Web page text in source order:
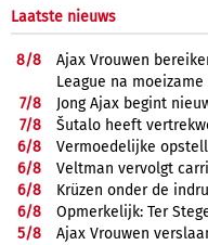
Laatste nieuws
8/8
Ajax Vrouwen
League na moeizame
7/8
Jong Ajax begint
7/8
Šutalo heeft
6/8
Vermoedelijke
6/8
Veltman vervolgt
6/8
Krüzen onder de
6/8
Opmerkelijk: Ter
5/8
Ajax Vrouwen